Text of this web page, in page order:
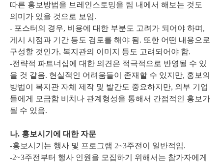
따른 홍보방법을 브레인스토밍을 팀 내에서 해보는 것도
의미가 있을 것으로 보임.
- 포스터의 경우, 비용에 대한 부분도 고려가 되어야 하며,
게시 시점과 기간 등도 검토를 해야 됨. 또한 어떤 내용으로
구성할 것인가, 복지관의 이미지 등도 고려되어야 함.
-전략적 파트너십에 대한 의견은 적극적으로 반영될 수 있
을 것 같음. 현실적인 어려움들이 존재할 수 있지만, 홍보의
방법이 복지관 자체 제작 및 발간도 중요하지만, 외부 기업
들에게 모금함 비치나 관계형성을 통해서 간접적인 홍보가
될 수 있음.
나. 홍보시기에 대한 자문
-홍보시기는 행사 및 프로그램 2~3주전이 일반적임.
-2~3주전부터 행사 인원을 모집하기 위해서는 참가자에게